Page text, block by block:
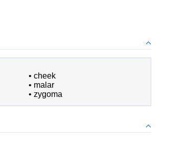
• cheek
• malar
• zygoma